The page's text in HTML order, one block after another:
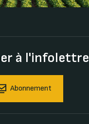
à l'infolettre
Abonnement